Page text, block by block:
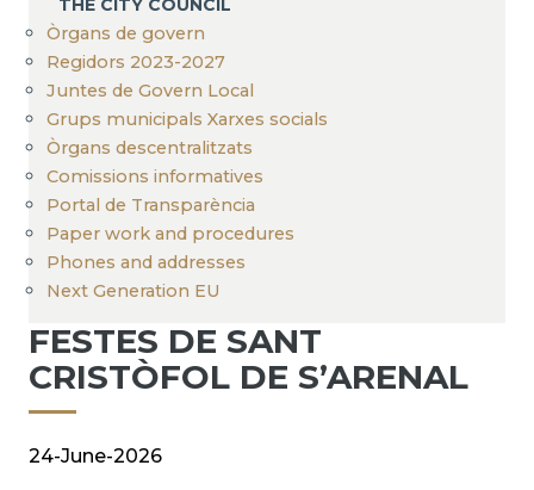
Services
PERFIL
DEL
CONTRACTANT
ANUNCIS
THE CITY COUNCIL
Òrgans de govern
Regidors 2023-2027
Juntes de Govern Local
Grups municipals Xarxes socials
Òrgans descentralitzats
Comissions informatives
Portal de Transparència
Paper work and procedures
Phones and addresses
Next Generation EU
FESTES DE SANT
CRISTÒFOL DE S’ARENAL
24-June-2026